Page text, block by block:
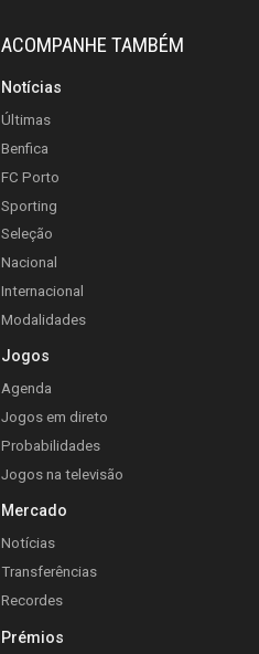
ACOMPANHE TAMBÉM
Notícias
Últimas
Benfica
FC Porto
Sporting
Seleção
Nacional
Internacional
Modalidades
Jogos
Agenda
Jogos em direto
Probabilidades
Jogos na televisão
Mercado
Notícias
Transferências
Recordes
Prémios